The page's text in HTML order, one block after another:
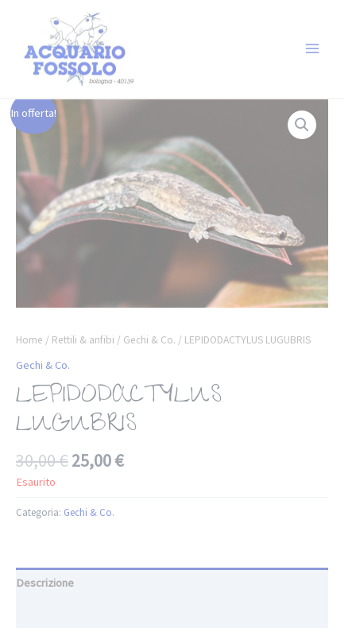
In offerta!
Home / Rettili & anfibi / Gechi & Co. / LEPIDODACTYLUS LUGUBRIS
Gechi & Co.
LEPIDODACTYLUS
LUGUBRIS
30,00€25,00€
Esaurito
Categoria: Gechi & Co.
Descrizione